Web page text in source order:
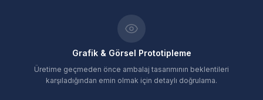
Grafik & Görsel Prototipleme
Üretime geçmeden önce ambalaj tasarımının beklentileri
karşıladığından emin olmak için detaylı doğrulama.